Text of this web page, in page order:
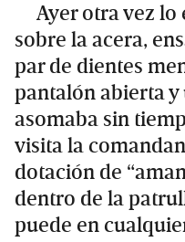
Ayer otra vez lo
sobre la acera,
par de dientes
pantalón abierta
asomaba sin
visita la
dotación de
dentro de la
puede en